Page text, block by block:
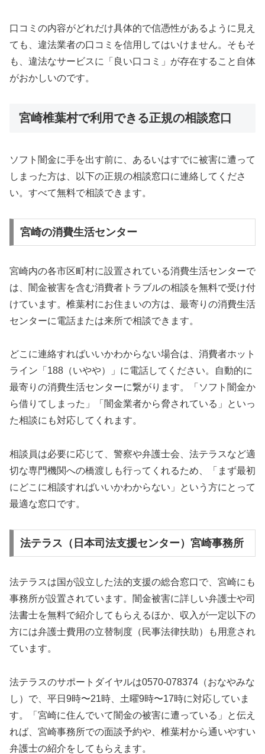
口コミの内容がどれだけ具体的で信憑性があるように見え
ても、違法業者の口コミを信用してはいけません。そもそ
も、違法なサービスに「良い口コミ」が存在すること自体
がおかしいのです。
宮崎椎葉村で利用できる正規の相談窓口
ソフト闇金に手を出す前に、あるいはすでに被害に遭って
しまった方は、以下の正規の相談窓口に連絡してくださ
い。すべて無料で相談できます。
宮崎の消費生活センター
宮崎内の各市区町村に設置されている消費生活センターで
は、闇金被害を含む消費者トラブルの相談を無料で受け付
けています。椎葉村にお住まいの方は、最寄りの消費生活
センターに電話または来所で相談できます。
どこに連絡すればいいかわからない場合は、消費者ホット
ライン「188（いやや）」に電話してください。自動的に
最寄りの消費生活センターに繋がります。「ソフト闇金か
ら借りてしまった」「闇金業者から脅されている」といっ
た相談にも対応してくれます。
相談員は必要に応じて、警察や弁護士会、法テラスなど適
切な専門機関への橋渡しも行ってくれるため、「まず最初
にどこに相談すればいいかわからない」という方にとって
最適な窓口です。
法テラス（日本司法支援センター）宮崎事務所
法テラスは国が設立した法的支援の総合窓口で、宮崎にも
事務所が設置されています。闇金被害に詳しい弁護士や司
法書士を無料で紹介してもらえるほか、収入が一定以下の
方には弁護士費用の立替制度（民事法律扶助）も用意され
ています。
法テラスのサポートダイヤルは0570-078374（おなやみな
し）で、平日9時〜21時、土曜9時〜17時に対応していま
す。「宮崎に住んでいて闇金の被害に遭っている」と伝え
れば、宮崎事務所での面談予約や、椎葉村から通いやすい
弁護士の紹介をしてもらえます。